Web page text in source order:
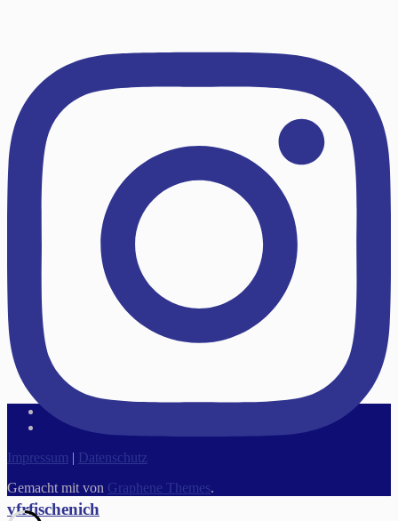
vfrfischenich
Impressum | Datenschutz
Gemacht mit von Graphene Themes.